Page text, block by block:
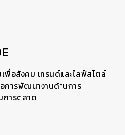
พื่อสังคม เทรนด์และไลฟ์สไตล์
การพัฒนางานด้านการ
การตลาด